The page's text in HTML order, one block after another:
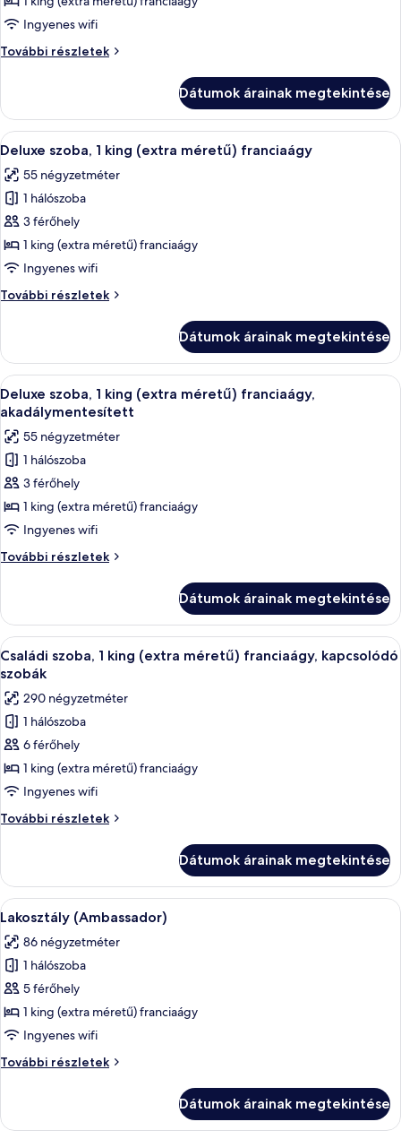
apartman,
hálószobával
Ingyenes wifi
További részletek
apartman,
részletei
Dátumok árainak megtekintése
A
következő
szoba
összes
képének
megtekintése:
Deluxe
1
méretű)
franciaágy
Prémium ágynemű, memóriahabos
7
Deluxe szoba, 1 king (extra méretű) franciaágy
55 négyzetméter
1 hálószoba
3 férőhely
1 king (extra méretű) franciaágy
Ingyenes wifi
További részletek
Deluxe
(extra
méretű)
franciaágy
további
részletei
Dátumok árainak megtekintése
A
következő
szoba
összes
képének
megtekintése:
Deluxe
szoba,
1
king
méretű)
franciaágy,
akadálymentesített
Egy szállodai szoba, amelyben egy
8
Deluxe szoba, 1 king (extra méretű) franciaágy,
akadálymentesített
55 négyzetméter
1 hálószoba
3 férőhely
1 king (extra méretű) franciaágy
Ingyenes wifi
További részletek
Deluxe
(extra
méretű)
franciaágy,
akadálymentesített
részletei
Dátumok árainak megtekintése
A
következő
szoba
összes
képének
megtekintése:
Családi
szoba,
1
king
méretű)
franciaágy,
kapcsolódó
szobák
Egy szállodai szoba, amelyben egy
8
Családi szoba, 1 king (extra méretű) franciaágy, kapcsolódó
szobák
290 négyzetméter
1 hálószoba
6 férőhely
1 king (extra méretű) franciaágy
Ingyenes wifi
További részletek
Családi
(extra
méretű)
franciaágy,
kapcsolódó
szobák
további
Dátumok árainak megtekintése
A
következő
szoba
összes
képének
megtekintése:
Lakosztály
Egy modern szállodai szoba,
7
Lakosztály (Ambassador)
86 négyzetméter
1 hálószoba
5 férőhely
1 king (extra méretű) franciaágy
Ingyenes wifi
További részletek
Lakosztály
Dátumok árainak megtekintése